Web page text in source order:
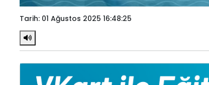
Tarih: 01 Ağustos 2025 16:48:25